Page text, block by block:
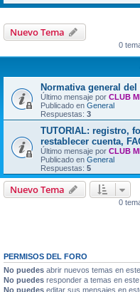
Nuevo Tema
0
Normativa general
Último mensaje por CLUB
Publicado en General
Respuestas: 3
TUTORIAL: registro,
restablecer cuenta,
Último mensaje por CLUB
Publicado en General
Respuestas: 5
Nuevo Tema
0
PERMISOS DEL FORO
No puedes abrir nuevos temas en
No puedes responder a temas en
No puedes editar sus mensajes en